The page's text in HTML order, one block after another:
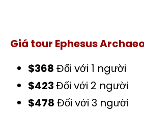
Giá tour Ephesus
$368 Đối với 1 người
$423Đối với 2 người
$478 Đối với 3 người